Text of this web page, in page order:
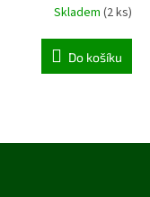
Skladem (2 ks)
Do košíku